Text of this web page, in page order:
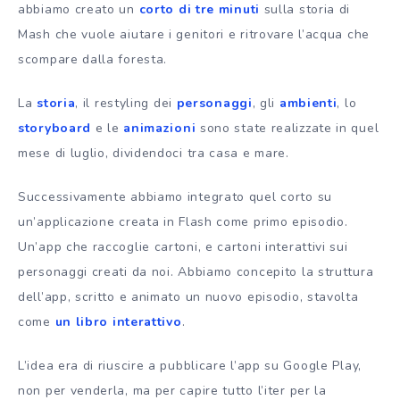
abbiamo creato un corto di tre minuti sulla storia di
Mash che vuole aiutare i genitori e ritrovare l’acqua che
scompare dalla foresta.
Lastoria, il restyling dei personaggi, gli ambienti, lo
storyboard e le animazioni sono state realizzate in quel
mese di luglio, dividendoci tra casa e mare.
Successivamente abbiamo integrato quel corto su
un’applicazione creata in Flash come primo episodio.
Un’app che raccoglie cartoni, e cartoni interattivi sui
personaggi creati da noi. Abbiamo concepito la struttura
dell’app, scritto e animato un nuovo episodio, stavolta
come un libro interattivo.
L’idea era di riuscire a pubblicare l’app su Google Play,
non per venderla, ma per capire tutto l’iter per la